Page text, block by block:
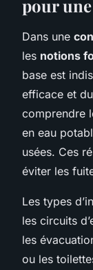
pour
Dans une
les notions
base est
efficace et
comprendre
en eau
usées. Ces
éviter les
Les types
les circuits
les
ou les